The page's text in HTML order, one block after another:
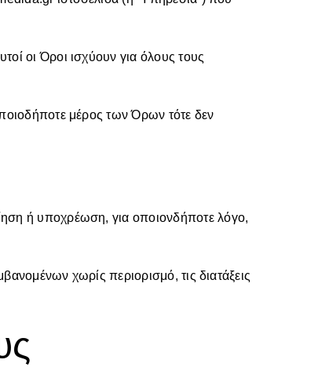
οι Όροι ισχύουν για όλους τους
μέρος των Όρων τότε δεν
ή υποχρέωση, για οποιονδήποτε λόγο,
χωρίς περιορισμό, τις διατάξεις